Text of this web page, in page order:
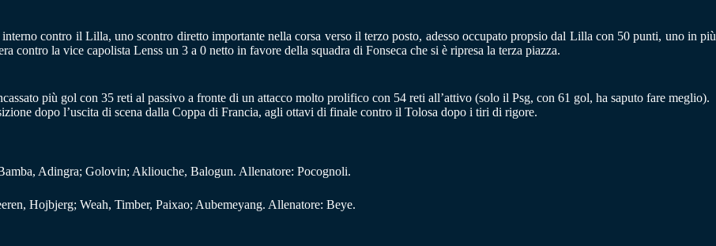
contro il Lilla, uno scontro diretto importante nella corsa verso il terzo posto, adesso occupato propsio dal Lilla con 50 punti, uno in più
contro la vice capolista Lenss un 3 a 0 netto in favore della squadra di Fonseca che si è ripresa la terza piazza.
più gol con 35 reti al passivo a fronte di un attacco molto prolifico con 54 reti all’attivo (solo il Psg, con 61 gol, ha saputo fare meglio).
dopo l’uscita di scena dalla Coppa di Francia, agli ottavi di finale contro il Tolosa dopo i tiri di rigore.
Adingra; Golovin; Akliouche, Balogun. Allenatore: Pocognoli.
Hojbjerg; Weah, Timber, Paixao; Aubemeyang. Allenatore: Beye.